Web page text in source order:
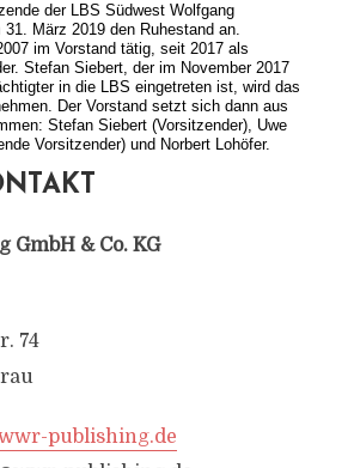
der LBS Südwest Wolfgang
März 2019 den Ruhestand an.
im Vorstand tätig, seit 2017 als
Stefan Siebert, der im November 2017
in die LBS eingetreten ist, wird das
Der Vorstand setzt sich dann aus
Stefan Siebert (Vorsitzender), Uwe
Vorsitzender) und Norbert Lohöfer.
& Co. KG
74
publishing.de